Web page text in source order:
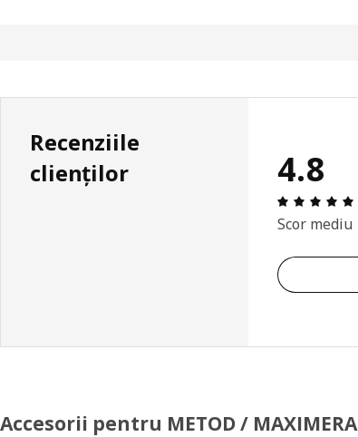
Recenziile
clienților
4.8
Scor mediu
Accesorii pentru METOD / MAXIMERA